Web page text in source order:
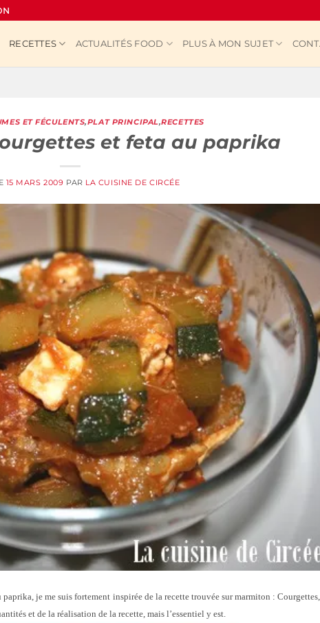
RECETTES ACTUALITÉS FOOD PLUS À MON SUJET
ET FÉCULENTS,PLAT PRINCIPAL,RECETTES
et feta au paprika
15 MARS 2009 PAR LA CUISINE DE CIRCÉE
paprika, je me suis fortement inspirée de la recette trouvée sur marmiton :
et de la réalisation de la recette, mais l’essentiel y est.